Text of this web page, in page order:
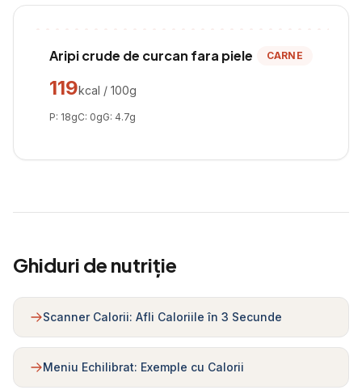
Aripi crude de curcan fara piele CARNE
119kcal / 100g
P: 18gC: 0gG: 4.7g
Ghiduri de nutriție
Scanner Calorii: Afli Caloriile în 3 Secunde
Meniu Echilibrat: Exemple cu Calorii